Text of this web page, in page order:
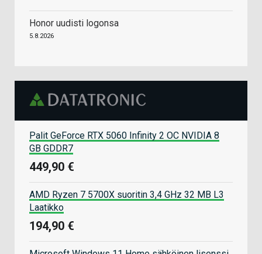
Honor uudisti logonsa
5.8.2026
Palit GeForce RTX 5060 Infinity 2 OC NVIDIA 8
GB GDDR7
449,90 €
AMD Ryzen 7 5700X suoritin 3,4 GHz 32 MB L3
Laatikko
194,90 €